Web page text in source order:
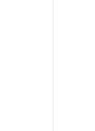
Wyrażam zgodę na
powyższym formularzu
ul. Schonów 3 w celu
pouczeniem dotyczącym
poprawiania. Jestem
każdym czasie, co
Zgodnie z art. 13
kwietnia 2016 r. (Dz. Urz.
administratorem
z siedzibą w
Pani/Pana dane
newsletter – na
o ochronie